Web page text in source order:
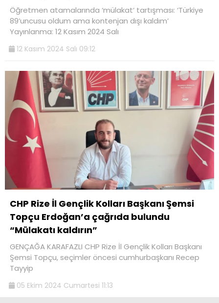
Öğretmen atamalarında ‘mülakat’ tartışması: ‘Türkiye
89’uncusu oldum ama kontenjan dışı kaldım’
Yayınlanma: 12 Kasım 2024 Salı
12 Kasım 2024 Salı 09:12
CHP Rize İl Gençlik Kolları Başkanı Şemsi
Topçu Erdoğan’a çağrıda bulundu
“Mülakatı kaldırın”
GENÇAĞA KARAFAZLI CHP Rize İl Gençlik Kolları Başkanı
Şemsi Topçu, seçimler öncesi cumhurbaşkanı Recep
Tayyip
05 Ekim 2024 Cumartesi 11:13